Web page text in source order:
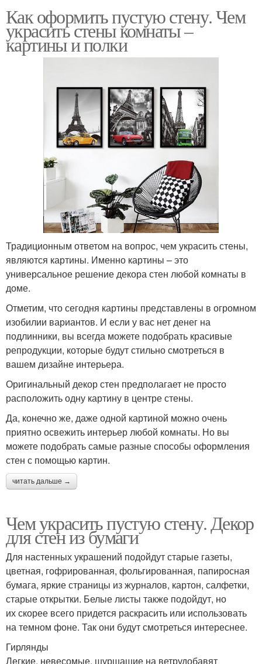
Как оформить пустую стену. Чем
украсить стены комнаты –
картины и полки
Традиционным ответом на вопрос, чем украсить стены,
являются картины. Именно картины – это
универсальное решение декора стен любой комнаты в
доме.
Отметим, что сегодня картины представлены в огромном
изобилии вариантов. И если у вас нет денег на
подлинники, вы всегда можете подобрать красивые
репродукции, которые будут стильно смотреться в
вашем дизайне интерьера.
Оригинальный декор стен предполагает не просто
расположить одну картину в центре стены.
Да, конечно же, даже одной картиной можно очень
приятно освежить интерьер любой комнаты. Но вы
можете подобрать самые разные способы оформления
стен с помощью картин.
читать дальше →
Чем украсить пустую стену. Декор
для стен из бумаги
Для настенных украшений подойдут старые газеты,
цветная, гофрированная, фольгированная, папиросная
бумага, яркие страницы из журналов, картон, салфетки,
старые открытки. Белые листы также подойдут, но
их скорее всего придется раскрасить или использовать
на темном фоне. Так они будут смотреться интереснее.
Гирлянды
Легкие, невесомые, шуршащие на ветрудобавят